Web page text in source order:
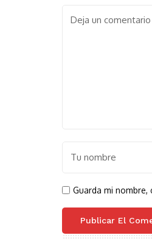
Guarda mi